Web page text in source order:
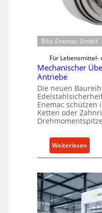
Bild: Enemac GmbH
Für Lebensmittel-
Mechanischer
Antriebe
Die neuen
Enemac
Ketten oder
Weiterlesen
M
c
h
n